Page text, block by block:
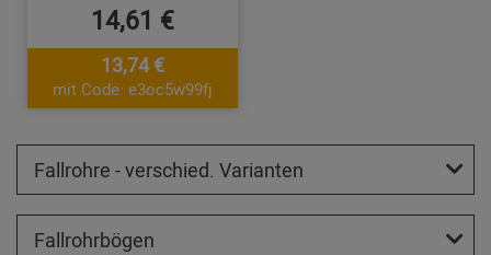
14,61 €
13,74 €
mit Code: e3oc5w99fj
Fallrohre - verschied. Varianten
Fallrohrbögen